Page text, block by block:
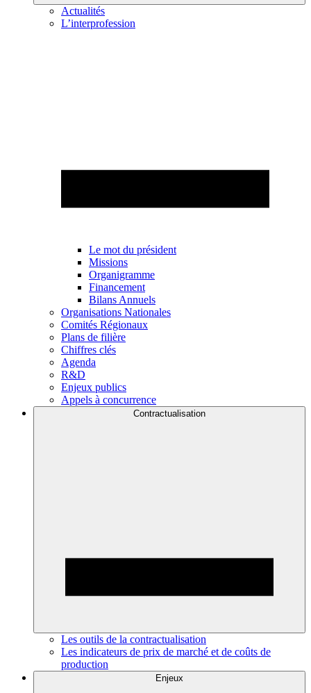
Actualités
L’interprofession
Le mot du président
Missions
Organigramme
Financement
Bilans Annuels
Organisations Nationales
Comités Régionaux
Plans de filière
Chiffres clés
Agenda
R&D
Enjeux publics
Appels à concurrence
Contractualisation
Les outils de la contractualisation
Les indicateurs de prix de marché et de coûts de
production
Enjeux